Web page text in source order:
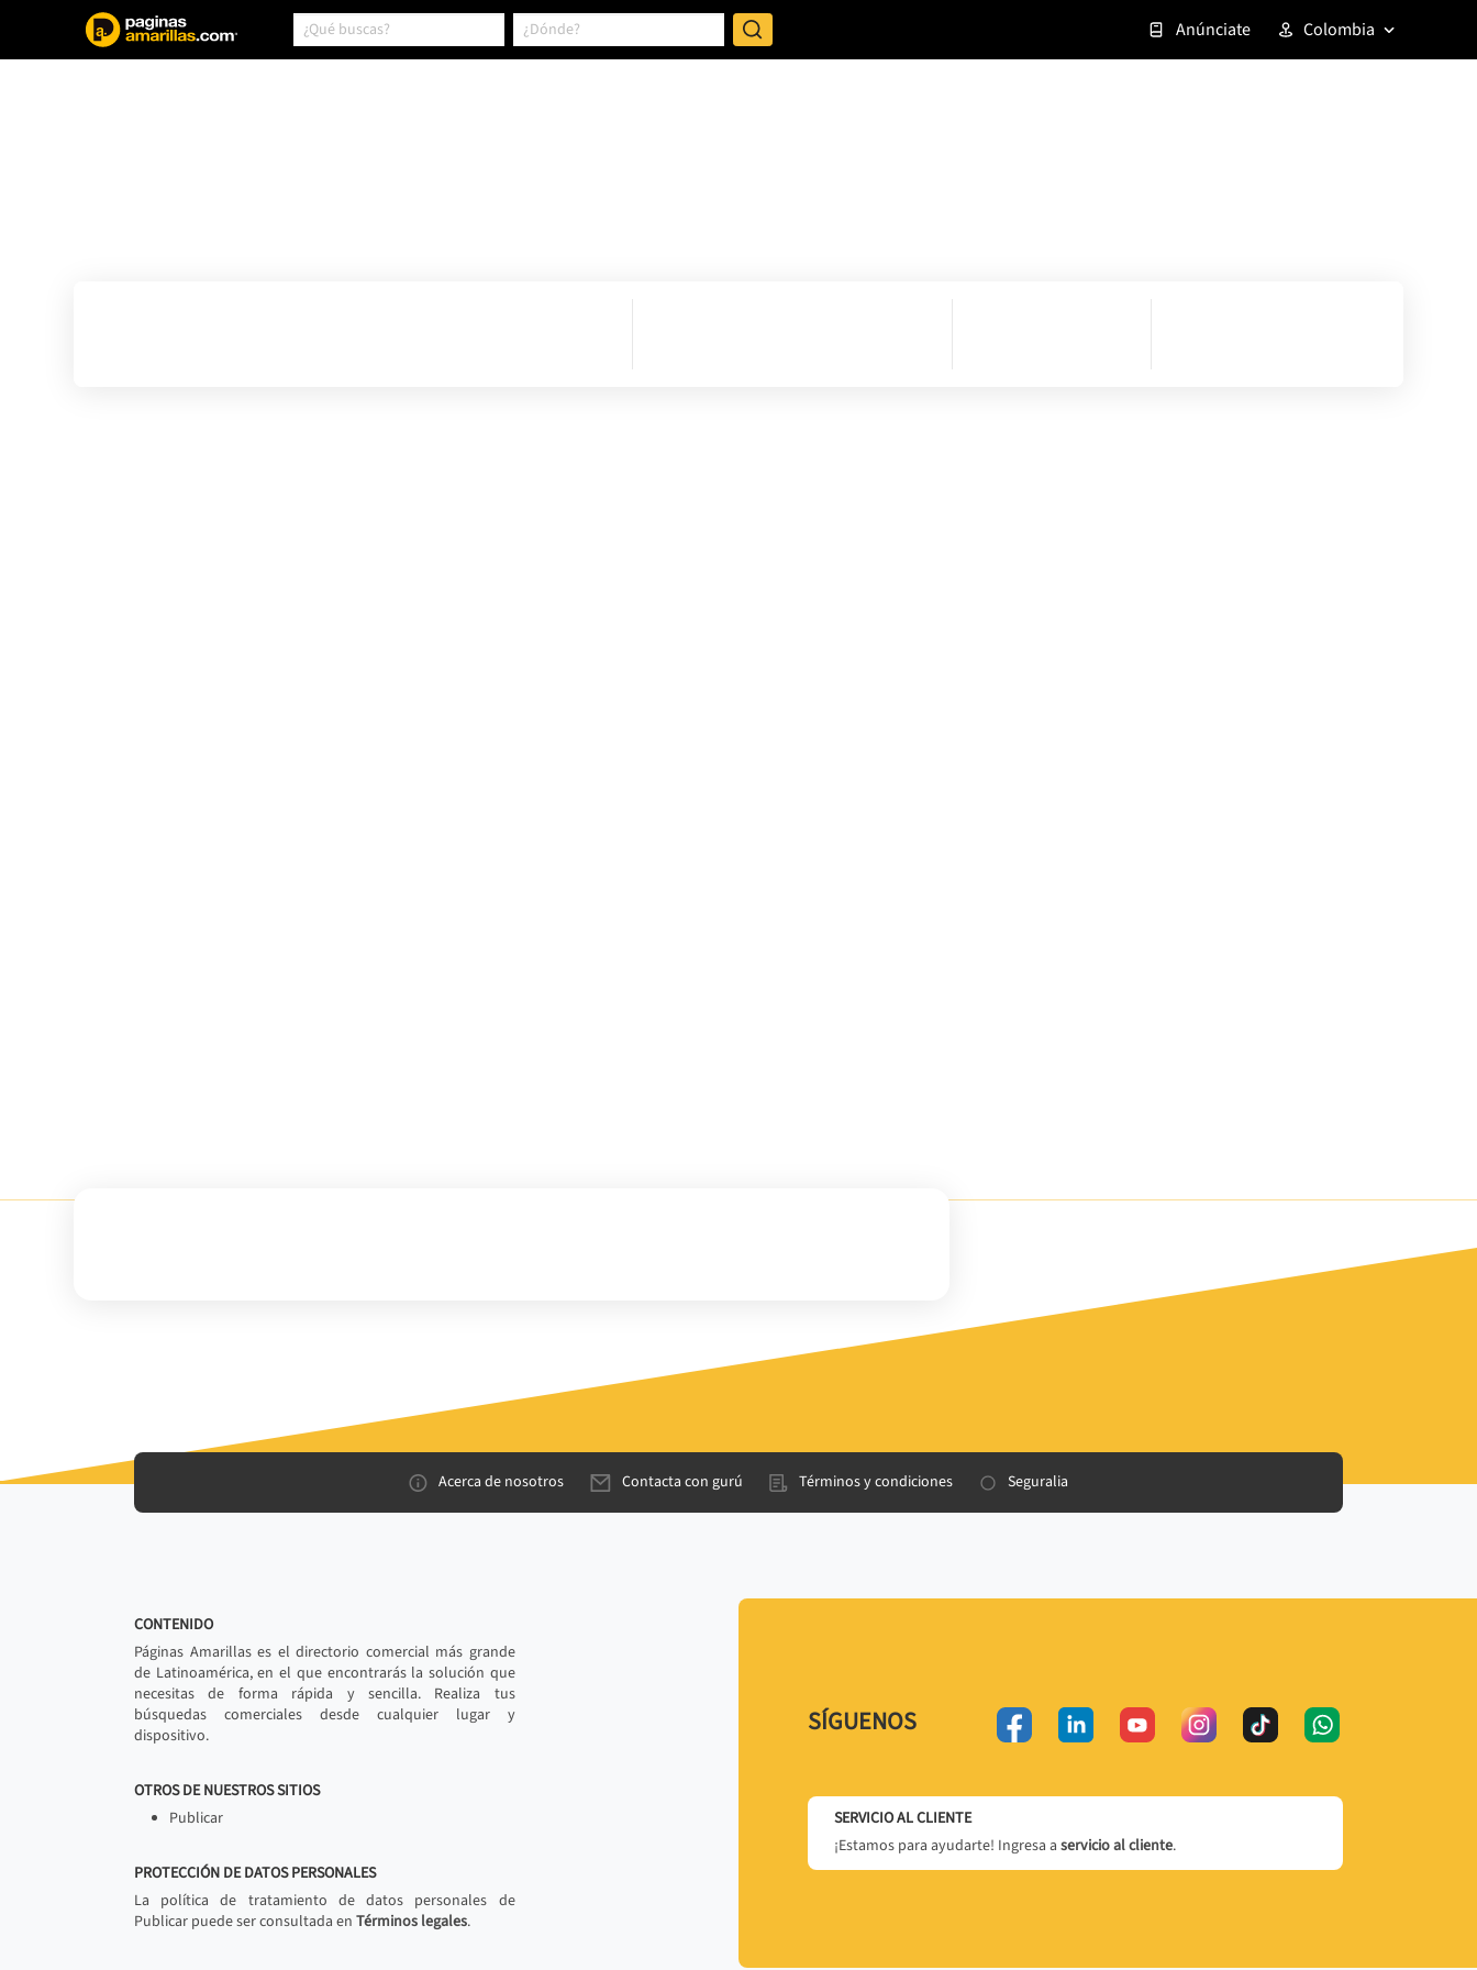
Anúnciate Colombia
Acerca de nosotros Contacta con gurú Términos y condiciones Seguralia
CONTENIDO
Páginas Amarillas es el directorio comercial más grande
de Latinoamérica, en el que encontrarás la solución que
necesitas de forma rápida y sencilla. Realiza tus
búsquedas comerciales desde cualquier lugar y
dispositivo.
OTROS DE NUESTROS SITIOS
Publicar
PROTECCIÓN DE DATOS PERSONALES
La política de tratamiento de datos personales de
Publicar puede ser consultada en Términos legales.
SÍGUENOS
SERVICIO AL CLIENTE
¡Estamos para ayudarte! Ingresa a servicio al cliente.